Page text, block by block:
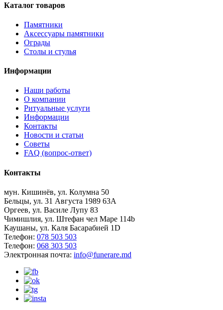
Каталог товаров
Памятники
Аксессуары памятники
Ограды
Столы и стулья
Информации
Наши работы
О компании
Ритуальные услуги
Информации
Контакты
Новости и статьи
Советы
FAQ (вопрос-ответ)
Контакты
мун. Кишинёв, ул. Колумна 50
Бельцы, ул. 31 Августа 1989 63А
Оргеев, ул. Василе Лупу 83
Чимишлия, ул. Штефан чел Маре 114b
Каушаны, ул. Каля Басарабией 1D
Телефон: 078 503 503
Телефон: 068 303 503
Электронная почта: info@funerare.md